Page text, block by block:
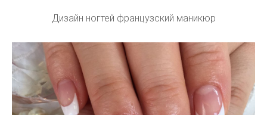
Дизайн ногтей французский маникюр